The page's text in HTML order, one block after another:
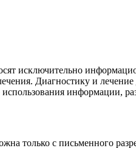
исключительно
Диагностику и
информации,
только с письменного